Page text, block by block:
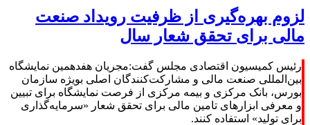
لزوم بهره‌گیری از ظرفیت‌ رویداد صنعت
مالی برای تحقق شعار سال
رئیس کمیسیون اقتصادی مجلس گفت:مجریان هفدهمین نمایشگاه
بین‌المللی صنعت مالی و مشارکت‌کنندگان اصلی بویژه سازمان
بورس، بانک مرکزی و بیمه مرکزی از فرصت نمایشگاه برای تبیین
و معرفی ابزارهای تامین مالی برای تحقق شعار «سرمایه‌گذاری
برای تولید» استفاده کنند.